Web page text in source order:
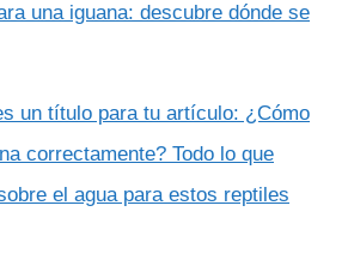
una iguana: descubre dónde se
un título para tu artículo: ¿Cómo
correctamente? Todo lo que
el agua para estos reptiles